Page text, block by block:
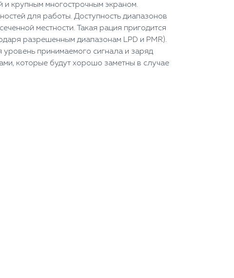
и крупным многострочным экраном.
для работы. Доступность диапазонов
местности. Такая рация пригодится
разрешенным диапазонам LPD и PMR).
принимаемого сигнала и заряд
которые будут хорошо заметны в случае